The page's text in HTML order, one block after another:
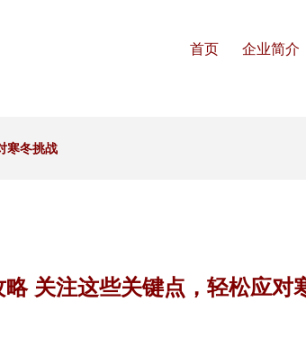
首页 企业简介
寒冬挑战
关注这些关键点，轻松应对